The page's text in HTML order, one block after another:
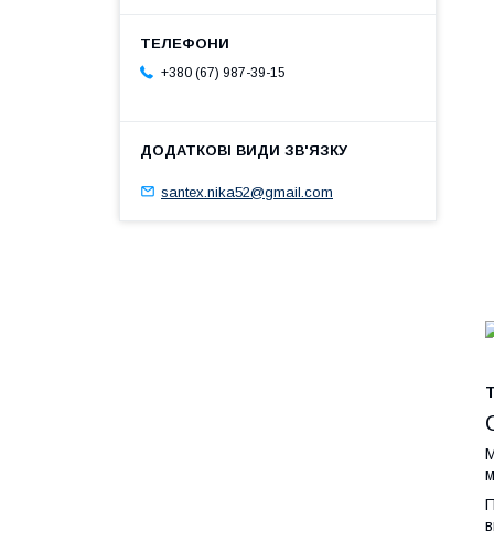
+380 (67) 987-39-15
santex.nika52@gmail.com